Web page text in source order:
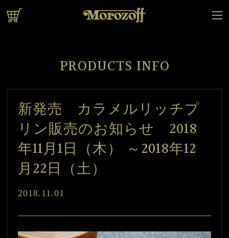
PRODUCTS INFO
新発売 カラメルリッチプ
リン販売のお知らせ 2018
年11月1日（木） ～2018年12
月22日（土）
2018.11.01